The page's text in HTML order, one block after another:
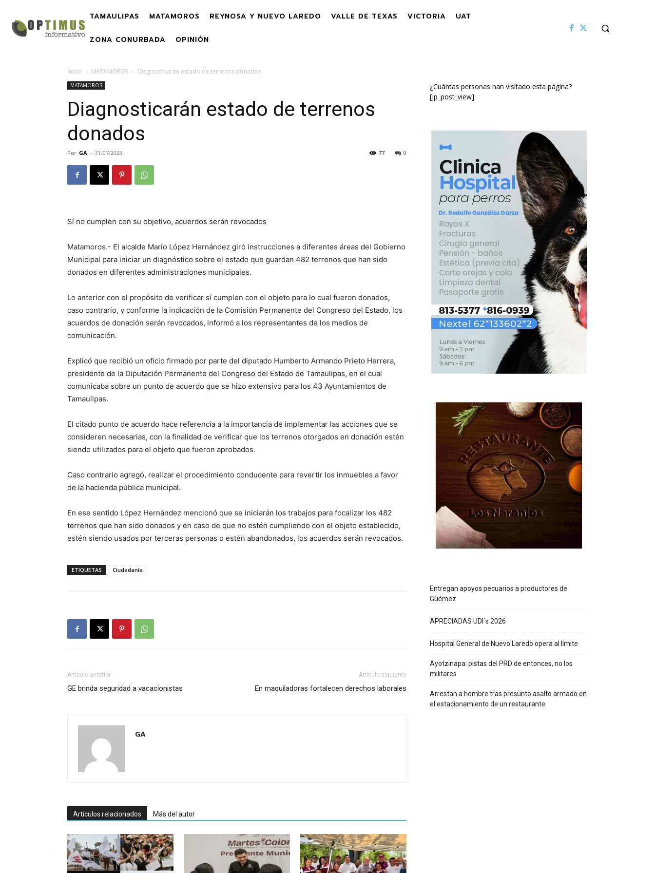
TAMAULIPAS MATAMOROS REYNOSA Y NUEVO LAREDO VALLE DE TEXAS VICTORIA UAT
ZONA CONURBADA OPINIÓN
Inicio MATAMOROS Diagnosticarán estado de terrenos donados
MATAMOROS
Diagnosticarán estado de terrenos
donados
Por GA - 31/07/2023 0
77
Sí no cumplen con su objetivo, acuerdos serán revocados
Matamoros.- El alcalde Mario López Hernández giró instrucciones a diferentes áreas del Gobierno
Municipal para iniciar un diagnóstico sobre el estado que guardan 482 terrenos que han sido
donados en diferentes administraciones municipales.
Lo anterior con el propósito de verificar sí cumplen con el objeto para lo cual fueron donados,
caso contrario, y conforme la indicación de la Comisión Permanente del Congreso del Estado, los
acuerdos de donación serán revocados, informó a los representantes de los medios de
comunicación.
Explicó que recibió un oficio firmado por parte del diputado Humberto Armando Prieto Herrera,
presidente de la Diputación Permanente del Congreso del Estado de Tamaulipas, en el cual
comunicaba sobre un punto de acuerdo que se hizo extensivo para los 43 Ayuntamientos de
Tamaulipas.
El citado punto de acuerdo hace referencia a la importancia de implementar las acciones que se
consideren necesarias, con la finalidad de verificar que los terrenos otorgados en donación estén
siendo utilizados para el objeto que fueron aprobados.
Caso contrario agregó, realizar el procedimiento conducente para revertir los inmuebles a favor
de la hacienda pública municipal.
En ese sentido López Hernández mencionó que se iniciarán los trabajos para focalizar los 482
terrenos que han sido donados y en caso de que no estén cumpliendo con el objeto establecido,
estén siendo usados por terceras personas o estén abandonados, los acuerdos serán revocados.
ETIQUETAS Ciudadanía
Artículo anterior
GE brinda seguridad a vacacionistas
Artículo siguiente
En maquiladoras fortalecen derechos laborales
GA
Artículos relacionados Más del autor
¿Cuántas personas han visitado esta página?
[jp_post_view]
Entregan apoyos pecuarios a productores de
Güémez
APRECIADAS UDI´s 2026
Hospital General de Nuevo Laredo opera al límite
Ayotzinapa: pistas del PRD de entonces, no los
militares
Arrestan a hombre tras presunto asalto armado en
el estacionamiento de un restaurante